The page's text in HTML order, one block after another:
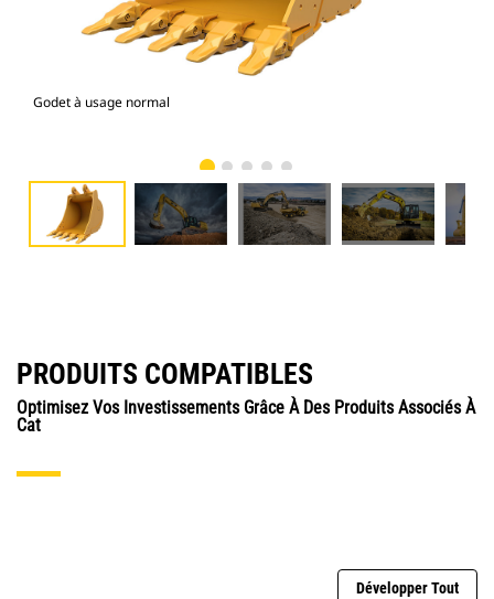
Godet à usage normal
PRODUITS COMPATIBLES
Optimisez Vos Investissements Grâce À Des Produits Associés À
Cat
Développer Tout